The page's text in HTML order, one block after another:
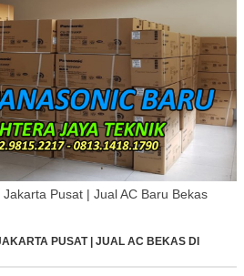
Pusat | Jual AC Baru Bekas
PUSAT | JUAL AC BEKAS DI